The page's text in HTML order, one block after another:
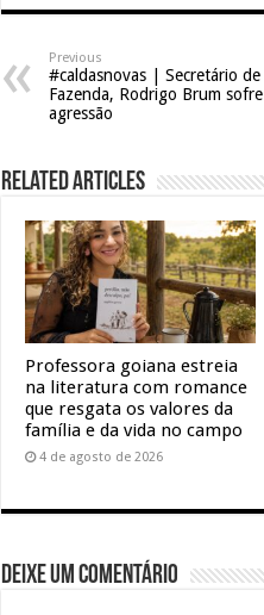
Previous
#caldasnovas | Secretário de
Fazenda, Rodrigo Brum sofre
agressão
Related Articles
Professora goiana estreia
na literatura com romance
que resgata os valores da
família e da vida no campo
4 de agosto de 2026
Deixe um comentário